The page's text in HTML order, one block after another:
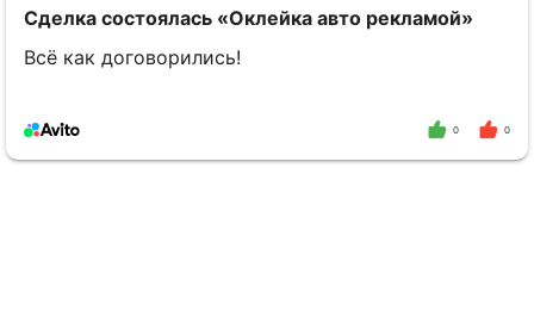
0
Сделка состоялась «Оклейка авто
Благодарю Дмитрия и его команду,